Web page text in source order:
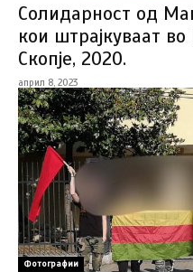
Солидарност од
кои штрајкуваат
Скопје, 2020.
април 8, 2023
Фотографии